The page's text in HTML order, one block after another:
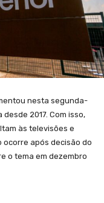
nesta segunda-
2017. Com isso,
às televisões e
ocorre após decisão do
o tema em dezembro